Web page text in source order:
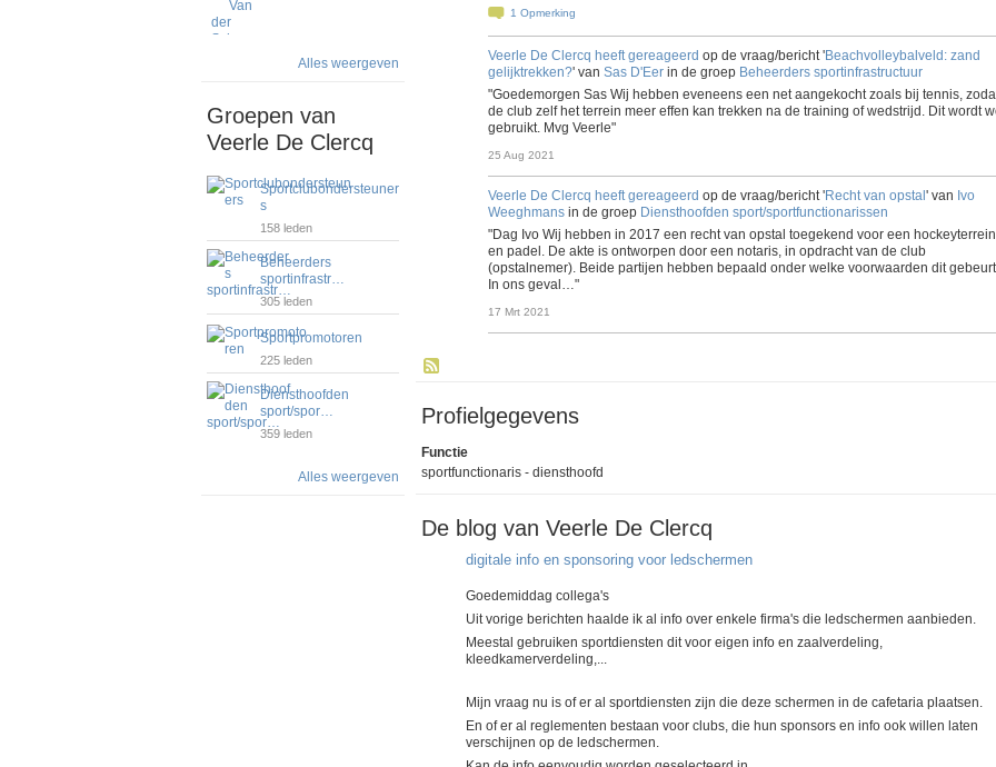
Alles weergeven
Groepen van
Veerle De Clercq
Sportclubondersteuner
s
158 leden
Beheerders
sportinfrastr…
305 leden
Sportpromotoren
225 leden
Diensthoofden
sport/spor…
359 leden
Alles weergeven
1 Opmerking
Veerle De Clercq heeft gereageerd op de vraag/bericht 'Beachvolleybalveld: zand
gelijktrekken?' van Sas D'Eer in de groep Beheerders sportinfrastructuur
"Goedemorgen Sas Wij hebben eveneens een net aangekocht zoals bij tennis,
de club zelf het terrein meer effen kan trekken na de training of wedstrijd. Dit wordt
gebruikt. Mvg Veerle"
25 Aug 2021
Veerle De Clercq heeft gereageerd op de vraag/bericht 'Recht van opstal ' van Ivo
Weeghmans in de groep Diensthoofden sport/sportfunctionarissen
"Dag Ivo Wij hebben in 2017 een recht van opstal toegekend voor een hockeyterrein
en padel. De akte is ontworpen door een notaris, in opdracht van de club
(opstalnemer). Beide partijen hebben bepaald onder welke voorwaarden dit
In ons geval…"
17 Mrt 2021
Profielgegevens
Functie
sportfunctionaris - diensthoofd
De blog van Veerle De Clercq
digitale info en sponsoring voor ledschermen
Goedemiddag collega's
Uit vorige berichten haalde ik al info over enkele firma's die ledschermen aanbieden.
Meestal gebruiken sportdiensten dit voor eigen info en zaalverdeling,
kleedkamerverdeling,...
Mijn vraag nu is of er al sportdiensten zijn die deze schermen in de cafetaria plaatsen.
En of er al reglementen bestaan voor clubs, die hun sponsors en info ook willen laten
verschijnen op de ledschermen.